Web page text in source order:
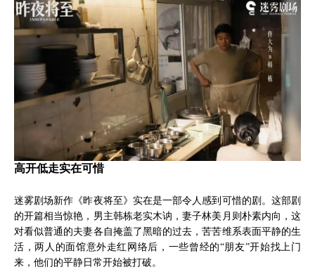
高开低走实在可惜
迷雾剧场新作《昨夜将至》实在是一部令人感到可惜的剧。这部剧
的开篇相当惊艳，男主韩栋老实木讷，妻子林美月则朴素内向，这
对看似普通的夫妻各自掩盖了黑暗的过去，苦苦维系表面平静的生
活，两人的面馆意外走红网络后，一些曾经的“朋友”开始找上门
来，他们的平静日常开始被打破。